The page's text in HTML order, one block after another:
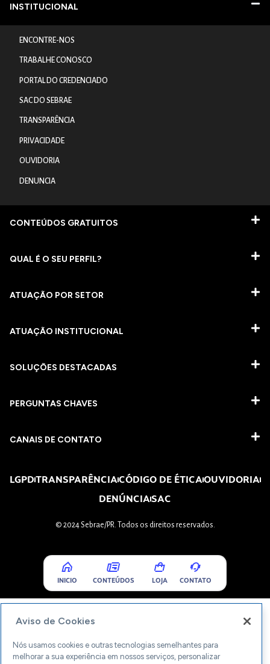
INSTITUCIONAL
ENCONTRE-NOS
TRABALHE CONOSCO
PORTAL DO CREDENCIADO
SAC DO SEBRAE
TRANSPARÊNCIA
PRIVACIDADE
OUVIDORIA
DENUNCIA
CONTEÚDOS GRATUITOS
QUAL É O SEU PERFIL?
ATUAÇÃO POR SETOR
ATUAÇÃO INSTITUCIONAL
SOLUÇÕES DESTACADAS
PERGUNTAS CHAVES​
CANAIS DE CONTATO
LGPDTRANSPARÊNCIACÓDIGO DE ÉTICAOUVIDORIA
DENÚNCIASAC
© 2024 Sebrae/PR. Todos os direitos reservados.
INICIO CONTEÚDOS LOJA CONTATO
Aviso de Cookies
Nós usamos cookies e outras tecnologias semelhantes para
melhorar a sua experiência em nossos serviços, personalizar